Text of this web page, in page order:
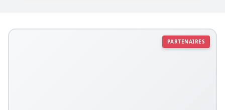
PARTENAIRES